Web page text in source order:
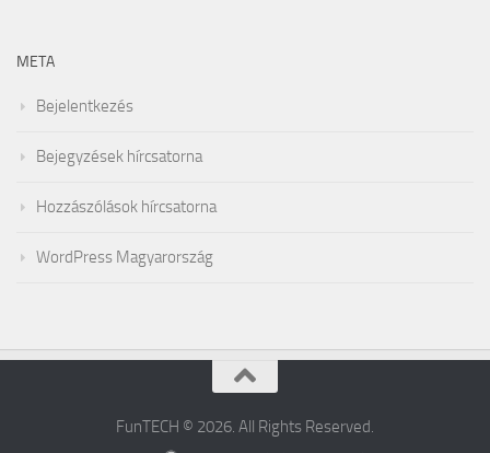
META
Bejelentkezés
Bejegyzések hírcsatorna
Hozzászólások hírcsatorna
WordPress Magyarország
FunTECH © 2026. All Rights Reserved.